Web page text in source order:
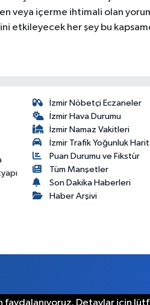
veya içerme ihtimali olan
etkileyecek her şey bu
İzmir Nöbetçi Eczaneler
İzmir Hava Durumu
İzmir Namaz Vakitleri
İzmir Trafik Yoğunluk
Puan Durumu ve Fikstür
Tüm Manşetler
Son Dakika Haberleri
Haber Arşivi
Detaylar için